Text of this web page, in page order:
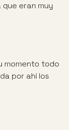
que eran muy
momento todo
por ahí los